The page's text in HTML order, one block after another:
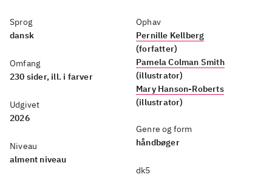
Sprog
dansk
Omfang
230 sider, ill. i farver
Udgivet
2026
Niveau
alment niveau
Ophav
Pernille Kellberg
(forfatter)
Pamela Colman Smith
(illustrator)
Mary Hanson-Roberts
(illustrator)
Genre og form
håndbøger
dk5